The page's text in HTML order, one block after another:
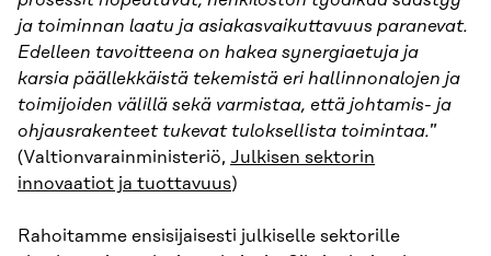
ja toiminnan laatu ja asiakasvaikuttavuus paranevat.
Edelleen tavoitteena on hakea synergiaetuja ja
karsia päällekkäistä tekemistä eri hallinnonalojen ja
toimijoiden välillä sekä varmistaa, että johtamis- ja
ohjausrakenteet tukevat tuloksellista toimintaa.”
(Valtionvarainministeriö, Julkisen sektorin
innovaatiot ja tuottavuus)
Rahoitamme ensisijaisesti julkiselle sektorille